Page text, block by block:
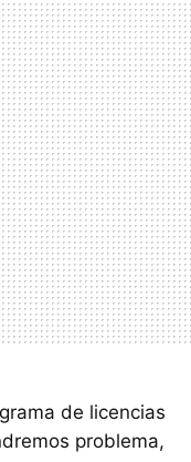
de licencias
problema,